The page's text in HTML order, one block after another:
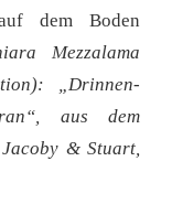
dem Boden
Mezzalama
„Drinnen-
aus dem
& Stuart,